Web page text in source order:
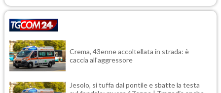
Crema, 43enne accoltellata in strada: è
caccia all'aggressore
Jesolo, si tuffa dal pontile e sbatte la testa